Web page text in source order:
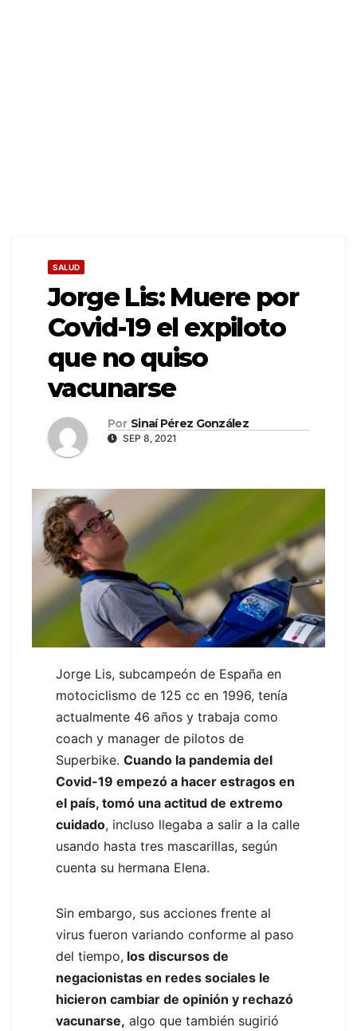
SALUD
Jorge Lis: Muere por
Covid-19 el expiloto
que no quiso
vacunarse
Por Sinaí Pérez González
SEP 8, 2021
Jorge Lis, subcampeón de España en
motociclismo de 125 cc en 1996, tenía
actualmente 46 años y trabaja como
coach y manager de pilotos de
Superbike. Cuando la pandemia del
Covid-19 empezó a hacer estragos en
el país, tomó una actitud de extremo
cuidado, incluso llegaba a salir a la calle
usando hasta tres mascarillas, según
cuenta su hermana Elena.
Sin embargo, sus acciones frente al
virus fueron variando conforme al paso
del tiempo, los discursos de
negacionistas en redes sociales le
hicieron cambiar de opinión y rechazó
vacunarse, algo que también sugirió